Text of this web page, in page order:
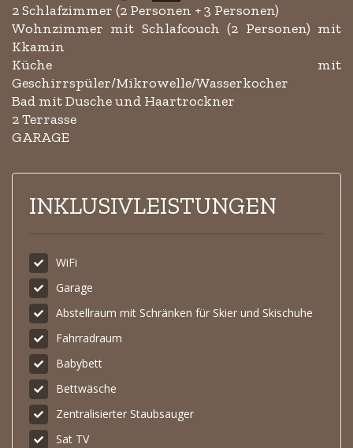
2 Schlafzimmer (2 Personen + 3 Personen)
Wohnzimmer mit Schlafcouch (2 Personen) mit
Kkamin
Küche mit
Geschirrspüler/Mikrowelle/Wasserkocher
Bad mit Dusche und Haartrockner
2 Terrasse
GARAGE
INKLUSIVLEISTUNGEN
WiFi
Garage
Abstellraum mit Schränken für Skier und Skischuhe
Fahrradraum
Babybett
Bettwäsche
Zentralisierter Staubsauger
Sat TV